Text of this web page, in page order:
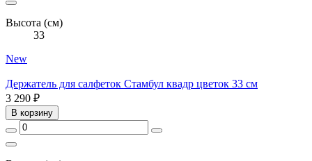
Высота (см)
33
New
Держатель для салфеток Стамбул квадр цветок 33 см
3 290 ₽
В корзину